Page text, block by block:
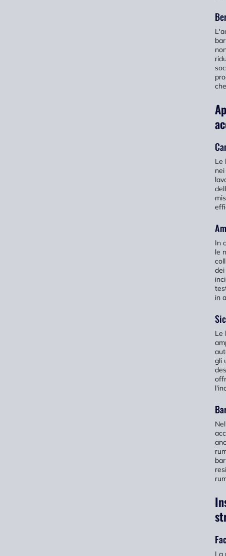
Le
In
le
in
Le
gli
La